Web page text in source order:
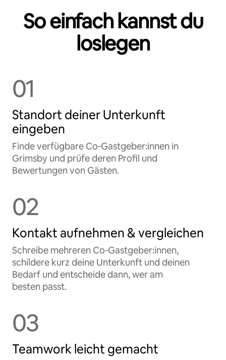
So einfach kannst du
loslegen
01
Standort deiner Unterkunft
eingeben
Finde verfügbare Co‑Gastgeber:innen in
Grimsby und prüfe deren Profil und
Bewertungen von Gästen.
02
Kontakt aufnehmen & vergleichen
Schreibe mehreren Co‑Gastgeber:innen,
schildere kurz deine Unterkunft und deinen
Bedarf und entscheide dann, wer am
besten passt.
03
Teamwork leicht gemacht